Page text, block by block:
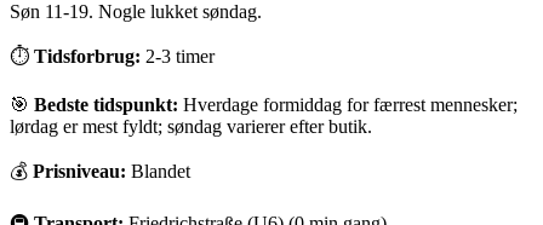
Søn 11-19. Nogle lukket søndag.
⏱ Tidsforbrug: 2-3 timer
🎯 Bedste tidspunkt: Hverdage formiddag for færrest mennesker;
lørdag er mest fyldt; søndag varierer efter butik.
💰 Prisniveau: Blandet